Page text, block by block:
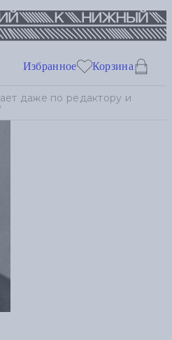
Избранное Корзина